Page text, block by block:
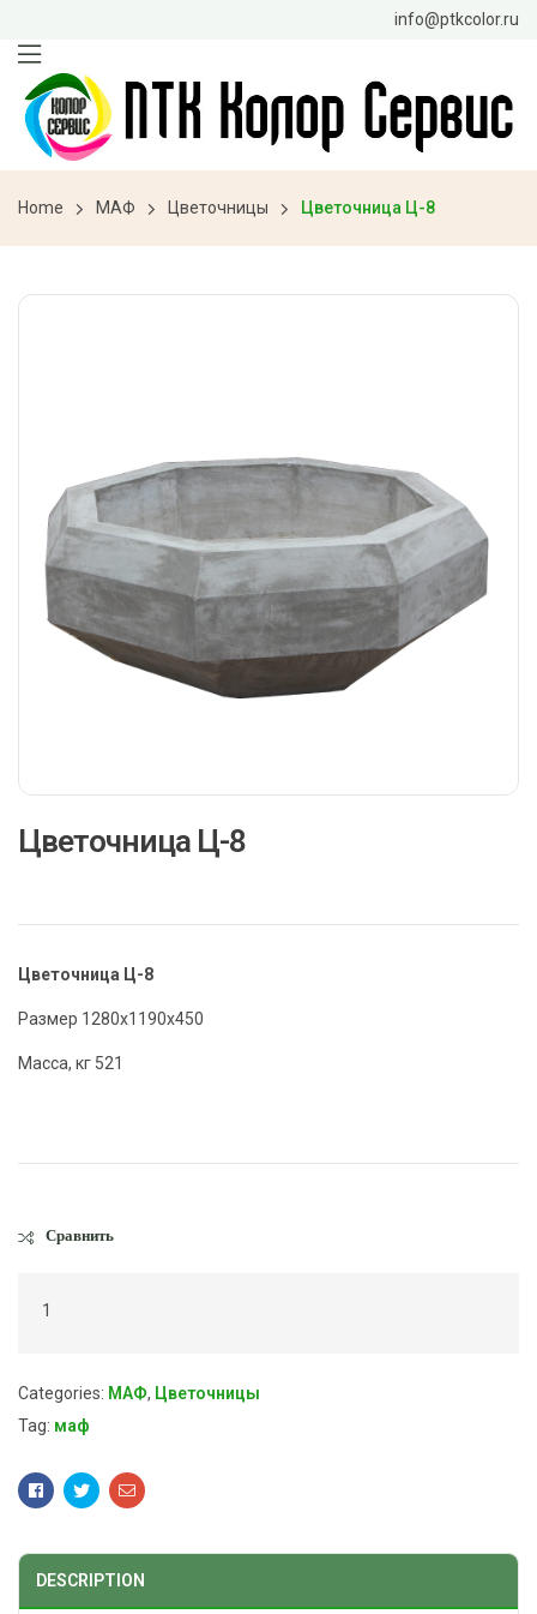
info@ptkcolor.ru
Home МАФ Цветочницы Цветочница Ц-8
Цветочница Ц-8
Цветочница Ц-8
Размер 1280x1190x450
Масса, кг 521
Сравнить
1
Categories: МАФ, Цветочницы
Tag: маф
FacebookTwitterEmail
DESCRIPTION